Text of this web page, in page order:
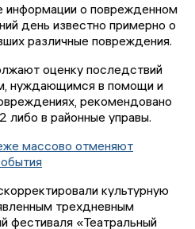
информации о поврежденном
день известно примерно о
различные повреждения.
оценку последствий
нуждающимся в помощи и
рекомендовано
либо в районные управы.
массово отменяют
культурную
трехдневным
фестиваля «Театральный